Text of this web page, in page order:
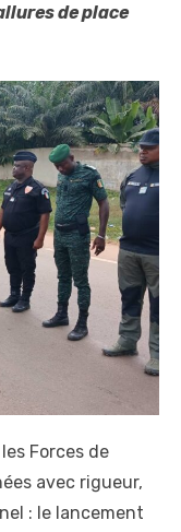
de place
Forces de
avec rigueur,
: le lancement